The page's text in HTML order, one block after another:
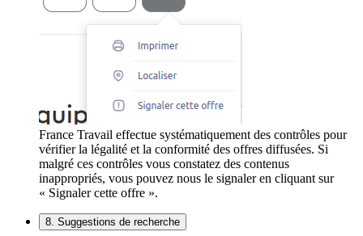
France Travail effectue systématiquement des contrôles pour
vérifier la légalité et la conformité des offres diffusées. Si
malgré ces contrôles vous constatez des contenus
inappropriés, vous pouvez nous le signaler en cliquant sur
« Signaler cette offre ».
8. Suggestions de recherche